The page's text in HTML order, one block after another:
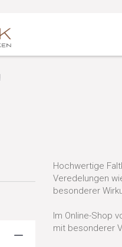
Hochwertige
Veredelungen
besonderer
Im Online-Shop
mit besonderer